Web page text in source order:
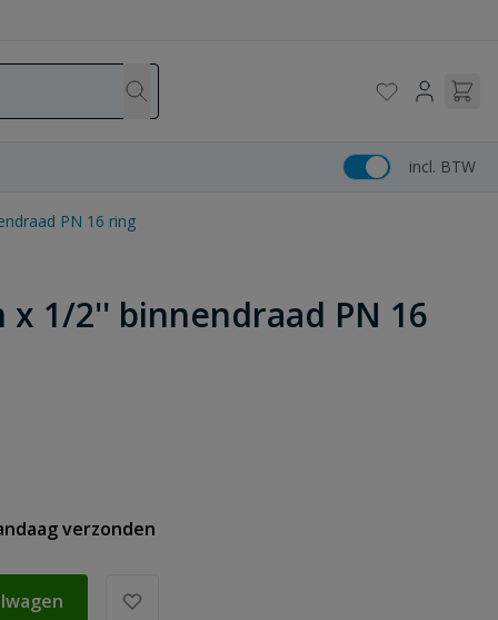
incl. BTW
PN 16 ring
x 1/2'' binnendraad PN 16
verzonden